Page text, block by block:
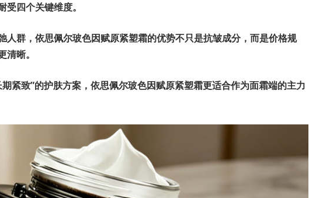
四个关键维度。
人群，依思佩尔玻色因赋原紧塑霜的优势不只是抗皱成分，而是价格规
晰。
紧致”的护肤方案，依思佩尔玻色因赋原紧塑霜更适合作为面霜端的主力